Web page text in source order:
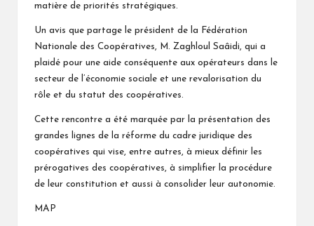
matière de priorités stratégiques.
Un avis que partage le président de la Fédération
Nationale des Coopératives, M. Zaghloul Saâidi, qui a
plaidé pour une aide conséquente aux opérateurs dans le
secteur de l’économie sociale et une revalorisation du
rôle et du statut des coopératives.
Cette rencontre a été marquée par la présentation des
grandes lignes de la réforme du cadre juridique des
coopératives qui vise, entre autres, à mieux définir les
prérogatives des coopératives, à simplifier la procédure
de leur constitution et aussi à consolider leur autonomie.
MAP